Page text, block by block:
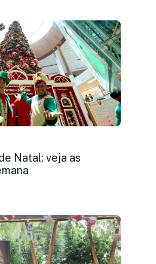
Natal: veja as